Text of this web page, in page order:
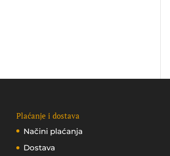
Plaćanje i dostava
Načini plaćanja
Dostava